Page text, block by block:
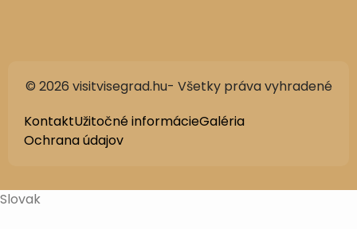
© 2026 visitvisegrad.hu- Všetky práva vyhradené
KontaktUžitočné informácieGaléria
Ochrana údajov
Slovak